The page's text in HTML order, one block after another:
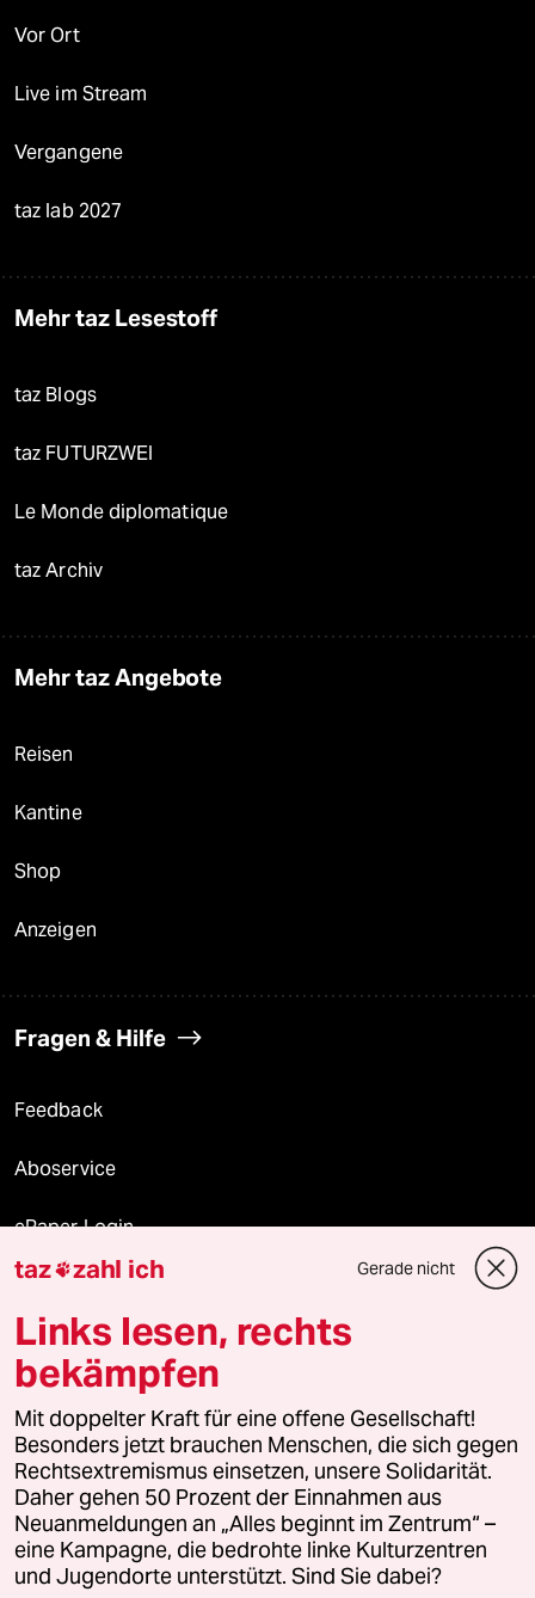
Vor Ort
Live im Stream
Vergangene
taz lab 2027
Mehr taz Lesestoff
taz Blogs
taz FUTURZWEI
Le Monde diplomatique
taz Archiv
Mehr taz Angebote
Reisen
Kantine
Shop
Anzeigen
Fragen & Hilfe
Feedback
Aboservice
ePaper Login
Downloads für Abonnierende
© 2026 taz Verlags und Vertriebs GmbH
Alle Rechte vorbehalten. Bei rechtlichen Fragen oder für Genehmigungen
wenden Sie sich bitte an
lizenzen@taz.de
Feedback Redaktionsstatut Kommune-Richtlinien
Leitlinie Informant Datenschutz Impressum AGB
taz zahl ich Gerade nicht
Links lesen, rechts
bekämpfen
Mit doppelter Kraft für eine offene Gesellschaft!
Besonders jetzt brauchen Menschen, die sich gegen
Rechtsextremismus einsetzen, unsere Solidarität.
Daher gehen 50 Prozent der Einnahmen aus
Neuanmeldungen an „Alles beginnt im Zentrum“ –
eine Kampagne, die bedrohte linke Kulturzentren
und Jugendorte unterstützt. Sind Sie dabei?